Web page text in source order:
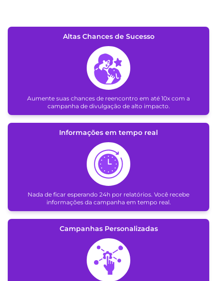
Altas Chances de Sucesso
Aumente suas chances de reencontro em até 10x com a
campanha de divulgação de alto impacto.
Informações em tempo real
Nada de ficar esperando 24h por relatórios. Você recebe
informações da campanha em tempo real.
Campanhas Personalizadas